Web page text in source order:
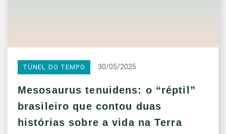
TÚNEL DO TEMPO 30/05/2025
Mesosaurus tenuidens: o “réptil”
brasileiro que contou duas
histórias sobre a vida na Terra